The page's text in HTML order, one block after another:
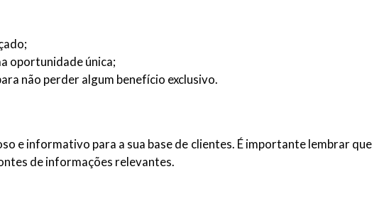
oportunidade única;
não perder algum benefício exclusivo.
e informativo para a sua base de clientes. É importante lembrar que
de informações relevantes.